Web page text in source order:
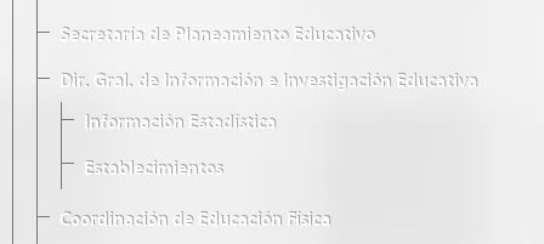
Secretaría de Planeamiento Educativo
Dir. Gral. de Información e Investigación Educativa
Información Estadística
Establecimientos
Coordinación de Educación Física